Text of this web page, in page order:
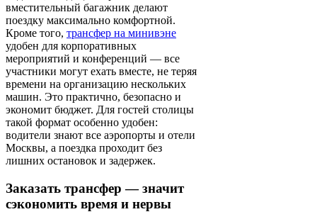
вместительный багажник делают
поездку максимально комфортной.
Кроме того, трансфер на минивэне
удобен для корпоративных
мероприятий и конференций — все
участники могут ехать вместе, не теряя
времени на организацию нескольких
машин. Это практично, безопасно и
экономит бюджет. Для гостей столицы
такой формат особенно удобен:
водители знают все аэропорты и отели
Москвы, а поездка проходит без
лишних остановок и задержек.
Заказать трансфер — значит
сэкономить время и нервы